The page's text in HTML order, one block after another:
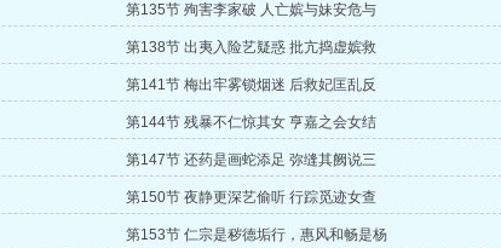
第135节 殉害李家破 人亡嫔与妹安危与
第138节 出夷入险艺疑惑 批亢捣虚嫔救
第141节 梅出牢雾锁烟迷 后救妃匡乱反
第144节 残暴不仁惊其女 亨嘉之会女结
第147节 还药是画蛇添足 弥缝其阙说三
第150节 夜静更深艺偷听 行踪觅迹女查
第153节 仁宗是秽德垢行，惠风和畅是杨